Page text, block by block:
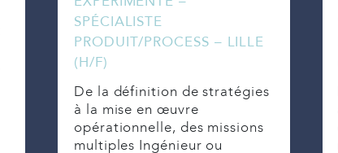
SPÉCIALISTE
PRODUIT/PROCESS – LILLE
(H/F)
De la définition de stratégies
à la mise en œuvre
opérationnelle, des missions
multiples Ingénieur ou